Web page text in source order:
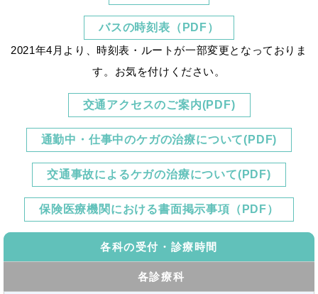
姫島クリニック
5月診察スケジュールについて
2023/4/21 姫島クリニック
（内科） 診療日の変更について
4月診察スケジュールについて
2023/4/6 姫島クリニック
【採用情報】医療事務の方を募集しています。
2023/3/1 姫島クリニック
3月診察スケジュールについて
2023/2/2 姫島クリニック
姫島クリニック
バスの時刻表（PDF）
2021年4月より、時刻表・ルートが一部変更となっておりま
す。お気を付けください。
交通アクセスのご案内(PDF)
通勤中・仕事中のケガの治療について(PDF)
交通事故によるケガの治療について(PDF)
保険医療機関における書面掲示事項（PDF）
各科の受付・診療時間
各診療科